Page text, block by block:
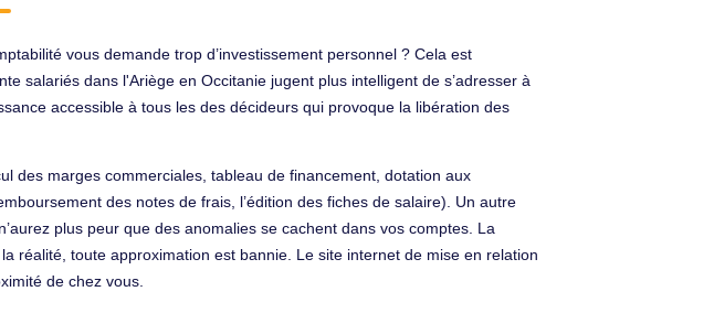
vous demande trop d’investissement personnel ? Cela est
salariés dans l'Ariège en Occitanie jugent plus intelligent de s’adresser à
accessible à tous les des décideurs qui provoque la libération des
des marges commerciales, tableau de financement, dotation aux
des notes de frais, l’édition des fiches de salaire). Un autre
plus peur que des anomalies se cachent dans vos comptes. La
réalité, toute approximation est bannie. Le site internet de mise en relation
de chez vous.